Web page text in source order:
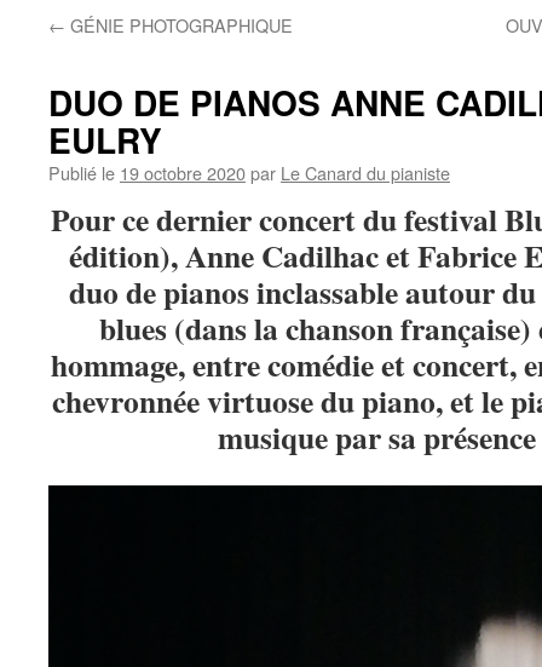
← GÉNIE PHOTOGRAPHIQUE
DUO DE PIANOS ANNE
EULRY
Publié le 19 octobre 2020par Le Canard du pianiste
Pour ce dernier concert du festival
édition), Anne Cadilhac et Fabrice
duo de pianos inclassable autour
blues (dans la chanson
hommage, entre comédie et concert,
chevronnée virtuose du piano, et le
musique par sa